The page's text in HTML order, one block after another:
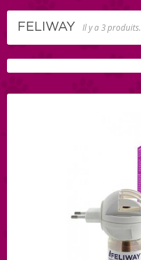
FELIWAY Il y a 3 produits.